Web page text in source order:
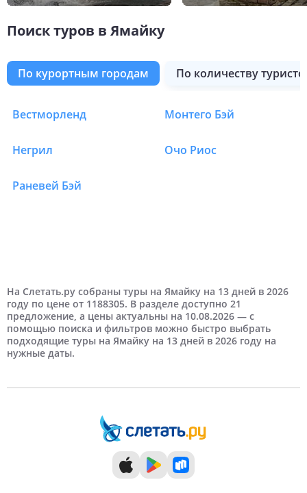
Поиск туров в Ямайку
по курортным городам по количеству
Туры в Ямайку
Вестморленд Монтего Бэй
Негрил Очо Риос
Раневей Бэй
Октябрь
Недорогие Дорогие
Самые дорогие
Отели 5 звезд
На Слетать.ру собраны туры на Ямайку на 13 дней в 2026
году по цене от 1188305. В разделе доступно 21
предложение, а цены актуальны на 10.08.2026 — с
помощью поиска и фильтров можно быстро выбрать
подходящие туры на Ямайку на 13 дней в 2026 году на
нужные даты.